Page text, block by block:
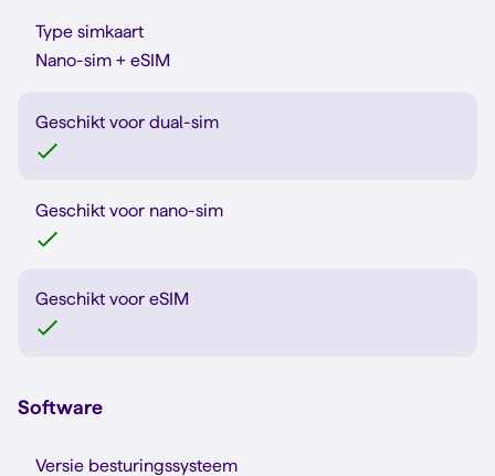
Type simkaart
Nano-sim + eSIM
Geschikt voor dual-sim
Geschikt voor nano-sim
Geschikt voor eSIM
Software
Versie besturingssysteem